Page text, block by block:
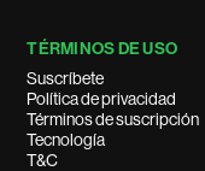
TÉRMINOS DE USO
Suscríbete
Política de privacidad
Términos de suscripción
Tecnología
T&C